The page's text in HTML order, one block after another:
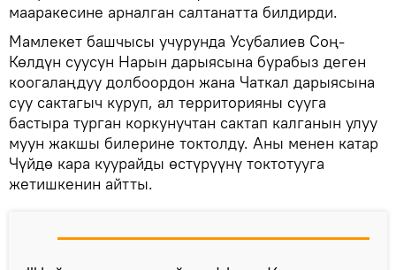
мааракесине арналган салтанатта билдирди.
Мамлекет башчысы учурунда Усубалиев Соң-
Көлдүн суусун Нарын дарыясына бурабыз деген
коогалаңдуу долбоордон жана Чаткал дарыясына
суу сактагыч куруп, ал территорияны сууга
бастыра турган коркунучтан сактап калганын улуу
муун жакшы билерине токтолду. Аны менен катар
Чүйдө кара куурайды өстүрүүнү токтотууга
жетишкенин айтты.